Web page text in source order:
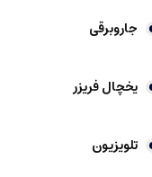
جاروبرقی
یخچال فریزر
تلویزیون